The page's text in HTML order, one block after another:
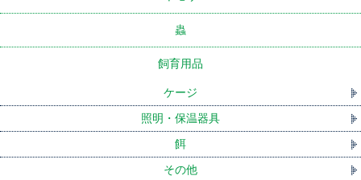
蟲
飼育用品
ケージ
照明・保温器具
餌
その他